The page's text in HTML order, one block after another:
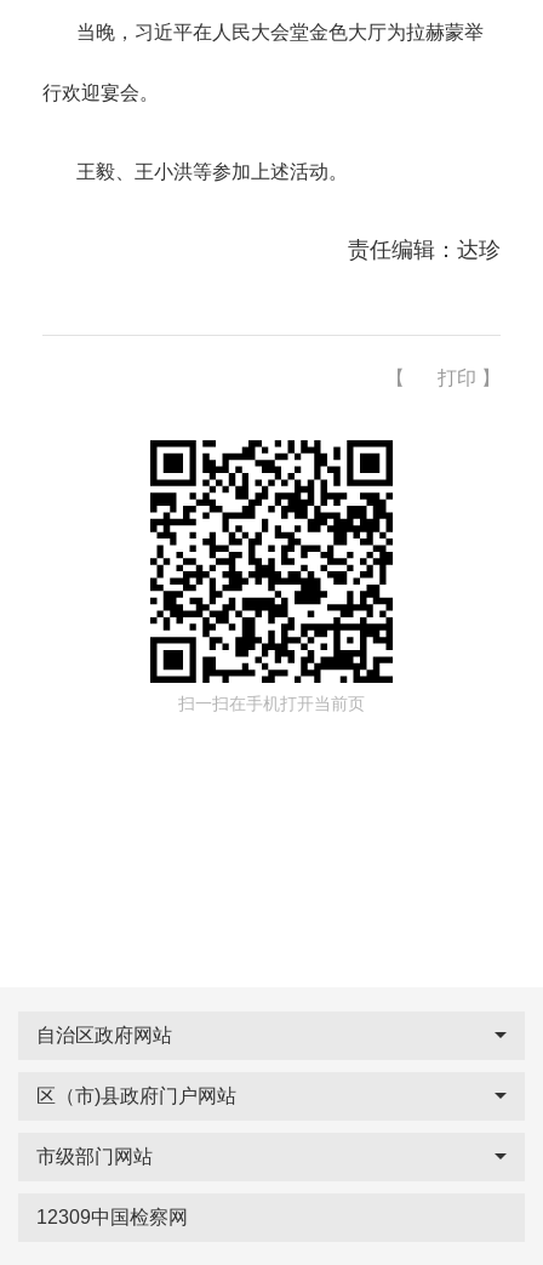
当晚，习近平在人民大会堂金色大厅为拉赫蒙举
行欢迎宴会。
王毅、王小洪等参加上述活动。
责任编辑：达珍
【 打印 】
扫一扫在手机打开当前页
自治区政府网站
区（市)县政府门户网站
市级部门网站
12309中国检察网